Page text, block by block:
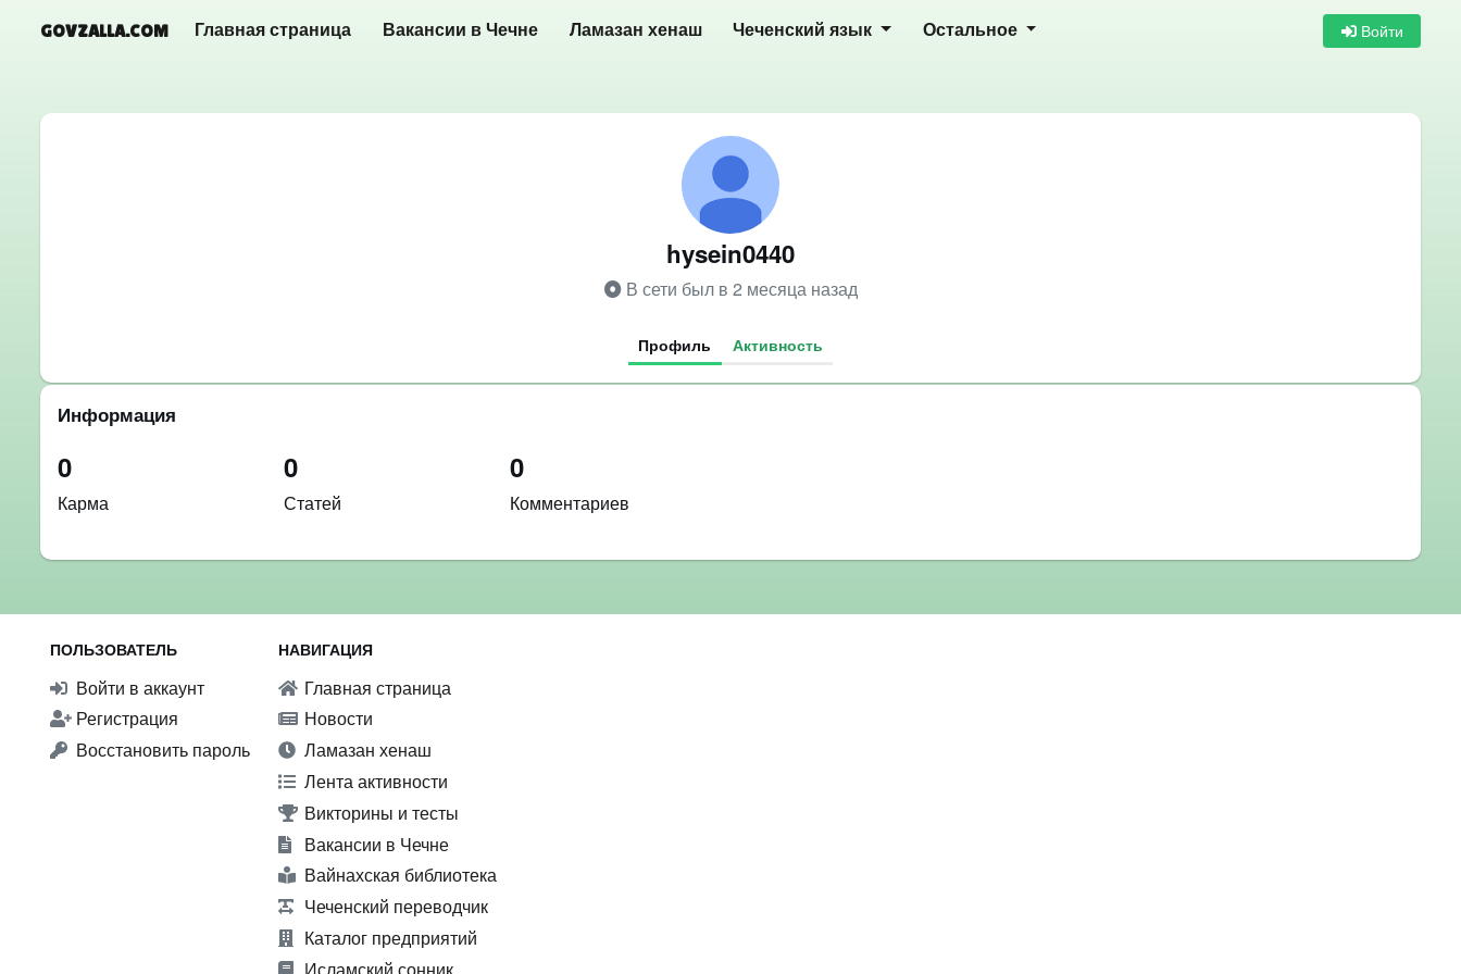
GOVZALLA.COM Главная страница Вакансии в Чечне Ламазан хенаш Чеченский язык Остальное Войти
hysein0440
В сети был в 2 месяца назад
Профиль Активность
Информация
0
Карма
0
Статей
0
Комментариев
ПОЛЬЗОВАТЕЛЬ
Войти в аккаунт
Регистрация
Восстановить пароль
НАВИГАЦИЯ
Главная страница
Новости
Ламазан хенаш
Лента активности
Викторины и тесты
Вакансии в Чечне
Вайнахская библиотека
Чеченский переводчик
Каталог предприятий
Исламский сонник